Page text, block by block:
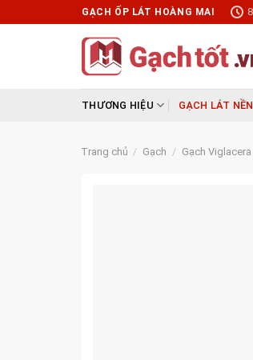
to
GẠCH ỐP LÁT HOÀNG MAI
THƯƠNG HIỆU GẠCH LÁT NỀN
Trang chủ / Gạch / Gạch Viglacera